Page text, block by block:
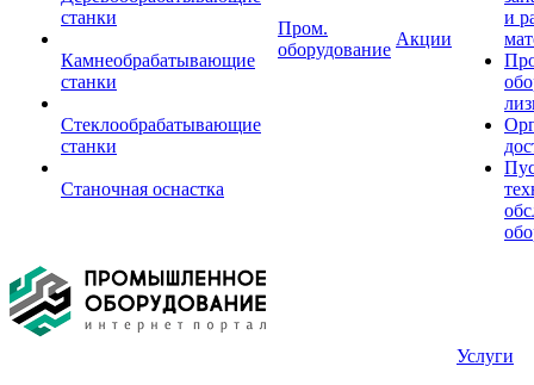
станки
Камнеобрабатывающие
станки
Стеклообрабатывающие
станки
Станочная оснастка
Пром.
оборудование
Акции
и
Услуги